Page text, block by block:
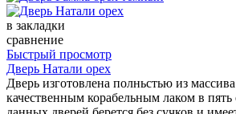
в закладки
сравнение
Быстрый просмотр
Дверь Натали орех
Дверь изготовлена полньстью из
качественным корабельным лаком в пять